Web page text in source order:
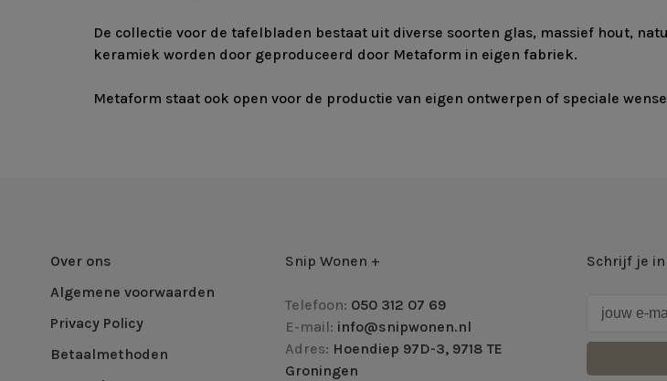
De collectie voor de tafelbladen bestaat uit diverse soorten glas, massief hout,
keramiek worden door geproduceerd door Metaform in eigen fabriek.
Metaform staat ook open voor de productie van eigen ontwerpen of speciale
Over ons
Algemene voorwaarden
Privacy Policy
Betaalmethoden
Snip Wonen +
Telefoon: 050 312 07 69
E-mail: info@snipwonen.nl
Adres: Hoendiep 97D-3, 9718 TE
Groningen
Schrijf je